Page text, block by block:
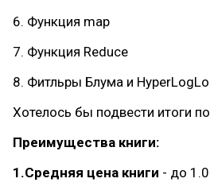
6. Функция map
7. Функция Reduce
8. Фитльры Блума и
Хотелось бы подвести итоги
Преимущества книги:
1.Средняя цена книги - до